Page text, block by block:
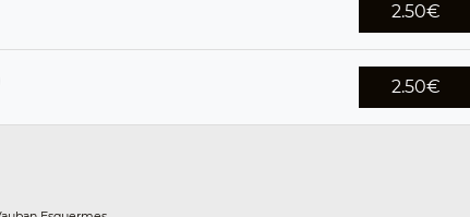
2.50€
2.50€